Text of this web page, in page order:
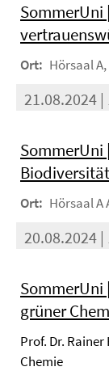
SommerUni
Ort: Hörsaal
21.08.2024 |
SommerUni
Ort: Hörsaal A
20.08.2024 |
SommerUni
grüner
Prof. Dr.
Chemie